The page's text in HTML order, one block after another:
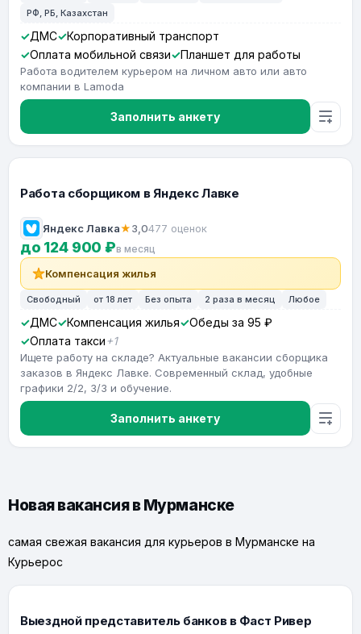
РФ, РБ, Казахстан
ДМС
Корпоративный транспорт
Оплата мобильной связи
Планшет для работы
Работа водителем курьером на личном авто или авто
компании в Lamoda
Заполнить анкету
Работа сборщиком в Яндекс Лавке
Яндекс Лавка★3,0477 оценок
до 124 900 ₽в месяц
Компенсация жилья
Свободный от 18 лет Без опыта 2 раза в месяц Любое
ДМС Компенсация жилья
Обеды за 95 ₽
Оплата такси +1
Ищете работу на складе? Актуальные вакансии сборщика
заказов в Яндекс Лавке. Современный склад, удобные
графики 2/2, 3/3 и обучение.
Заполнить анкету
Новая вакансия в Мурманске
самая свежая вакансия для курьеров в Мурманске на
Курьерос
Выездной представитель банков в Фаст Ривер